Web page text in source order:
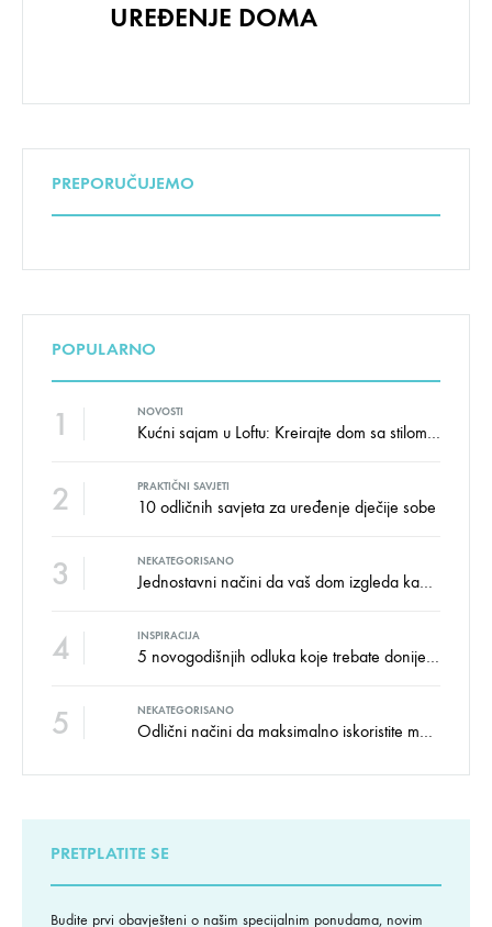
UREĐENJE DOMA
PREPORUČUJEMO
POPULARNO
1 NOVOSTI
Kućni sajam u Loftu: Kreirajte dom sa stilom i udobnošću uz velike uštede!
2 PRAKTIČNI SAVJETI
10 odličnih savjeta za uređenje dječije sobe
3 NEKATEGORISANO
Jednostavni načini da vaš dom izgleda kao salon namještaja
4 INSPIRACIJA
5 novogodišnjih odluka koje trebate donijeti u vezi izgleda doma
5 NEKATEGORISANO
Odlični načini da maksimalno iskoristite male prostore
PRETPLATITE SE
Budite prvi obavješteni o našim specijalnim ponudama, novim